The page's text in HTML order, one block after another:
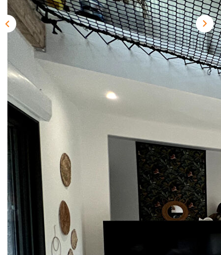
Notre Équipe
Nos Services
Recrutement
Nos Actualités
Avis Clients Google
Avis Clients Meilleurs Agents
Description
Réf : 3373-MK
Maison - LONGERE 157 m2 - Calme - Finitions hauts de
gamme - Avec dépendance
FDI56 vous propose cette magnifique Longère entièrement
rénovée de 157m2 sur une grande parcelle de plus de 1400
m2 !